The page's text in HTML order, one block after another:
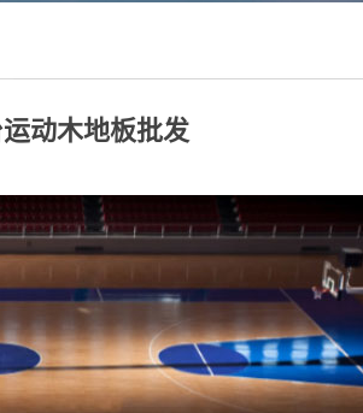
动木地板批发